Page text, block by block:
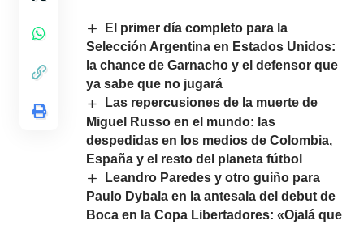
El primer día completo para la
Selección Argentina en Estados Unidos:
la chance de Garnacho y el defensor que
ya sabe que no jugará
Las repercusiones de la muerte de
Miguel Russo en el mundo: las
despedidas en los medios de Colombia,
España y el resto del planeta fútbol
Leandro Paredes y otro guiño para
Paulo Dybala en la antesala del debut de
Boca en la Copa Libertadores: «Ojalá que